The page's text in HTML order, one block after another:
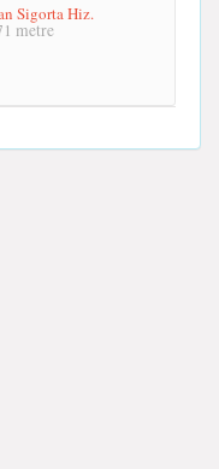
Sigorta Hiz.
metre